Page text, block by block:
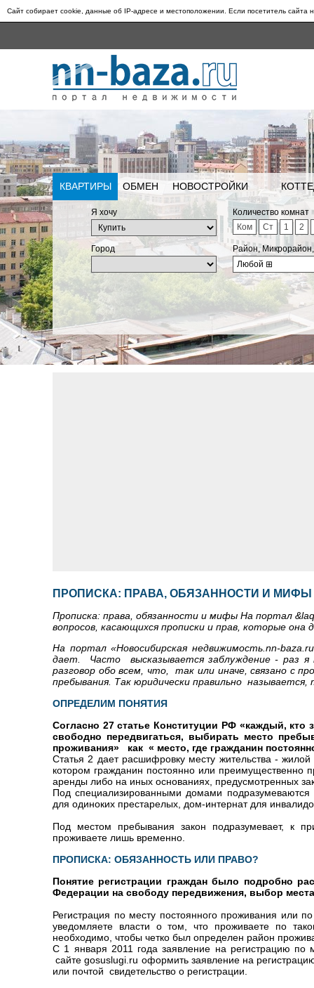
Сайт собирает cookie, данные об IP-адресе и местоположении. Если посетитель сайта
КВАРТИРЫ ОБМЕН НОВОСТРОЙКИ
Я хочу
Количество комнат
Ком
Ст 1 2
Город
Район,
Любой ⊞
ПРОПИСКА: ПРАВА, ОБЯЗАННОСТИ И МИФЫ
Прописка: права, обязанности и мифы На портал
вопросов, касающихся прописки и прав, которые она
На портал «Новосибирская недвижимость.nn-baza.ru
дает. Часто высказывается заблуждение - раз
разговор обо всем, что, так или иначе, связано с
пребывания. Так юридически правильно
ОПРЕДЕЛИМ ПОНЯТИЯ
Согласно 27 статье Конституции РФ «каждый, кто
свободно передвигаться, выбирать место
проживания» как « место, где гражданин
Статья 2 дает расшифровку месту жительства -
котором гражданин постоянно или преимущественно
аренды либо на иных основаниях, предусмотренных
Под специализированными домами
для одиноких престарелых, дом-интернат для
Под местом пребывания закон подразумевает, к
проживаете лишь временно.
ПРОПИСКА: ОБЯЗАННОСТЬ ИЛИ ПРАВО?
Понятие регистрации граждан было подробно
Федерации на свободу передвижения, выбор
Регистрация по месту постоянного проживания или
уведомляете власти о том, что проживаете по
необходимо, чтобы четко был определен район
С 1 января 2011 года заявление на регистрацию по
сайте gosuslugi.ru оформить заявление на
или почтой свидетельство о регистрации.